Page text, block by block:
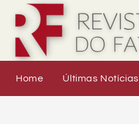
Home Últimas Notícias